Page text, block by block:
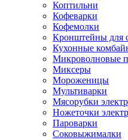
Коптильни
Кофеварки
Кофемолки
Кронштейны для
Кухонные
Микроволновые
Миксеры
Мороженицы
Мультиварки
Мясорубки
Ножеточки
Пароварки
Соковыжималки